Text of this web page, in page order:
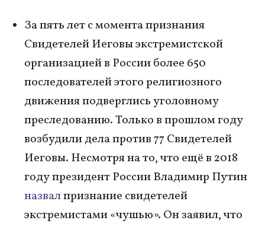
За пять лет с момента признания
Свидетелей Иеговы экстремистской
организацией в России более 650
последователей этого религиозного
движения подверглись уголовному
преследованию. Только в прошлом году
возбудили дела против 77 Свидетелей
Иеговы. Несмотря на то, что ещё в 2018
году президент России Владимир Путин
назвалпризнание свидетелей
экстремистами «чушью». Он заявил, что